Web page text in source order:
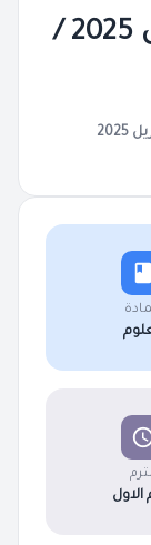
الرابع الابتدائي الترم الاول 2025 /
الاول